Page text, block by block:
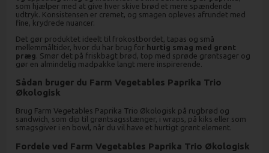
som hjælper med at give hver skive brød et mere spændende
udtryk. Konsistensen er cremet, og smagen opleves afrundet med
fine, krydrede nuancer.
Det gør produktet ideelt til frokostbordet, tapas og små
mellemmåltider, hvor du har brug for hurtig smag med grønt
præg. Smør det på friskbagt brød, top med sprøde grøntsager og
gør en almindelig madpakke langt mere inspirerende.
Sådan bruger du Farm Vegetables Paprika Trio
Økologisk
Brug Farm Vegetables Paprika Trio Økologisk på rugbrød og
sandwich, som dip til grøntsagsstænger, i wraps, på kiks eller som
smagsgiver i en bowl, når du vil have et hurtigt grønt element.
Fordele ved Farm Vegetables Paprika Trio Økologisk